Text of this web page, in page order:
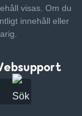
visas. Om du
innehåll eller